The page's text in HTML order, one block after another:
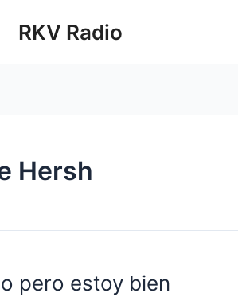
RKV Radio
Hersh
pero estoy bien